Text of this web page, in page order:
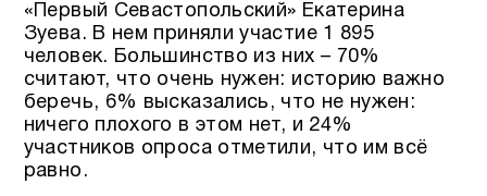
«Первый Севастопольский» Екатерина
Зуева. В нем приняли участие 1 895
человек. Большинство из них – 70%
считают, что очень нужен: историю важно
беречь, 6% высказались, что не нужен:
ничего плохого в этом нет, и 24%
участников опроса отметили, что им всё
равно.